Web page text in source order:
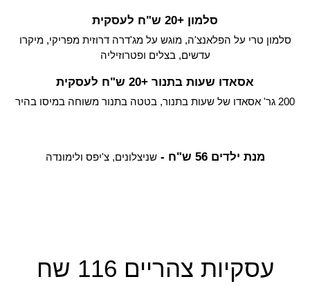
סלמון +20 ש"ח לעסקית
סלמון טרי על הפלאנצ'ה, מוגש על מג'דרה דרוזית מפריקי, מיקרו
עדשים, בצלים ופטרוזיליה
אסאדו שעות בתנור +20 ש"ח לעסקית
200 גר' אסאדו של שעות בתנור, בטטה בתנור משוחה במיסו בהיר
מנת ילדים 56 ש"ח - שניצלונים, צ'יפס ולימונדה
עסקיות צהריים 116 שח